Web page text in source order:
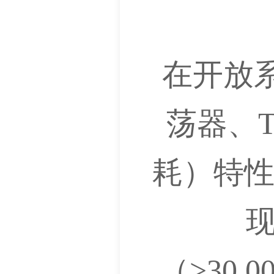
在开放
荡器、
耗）特